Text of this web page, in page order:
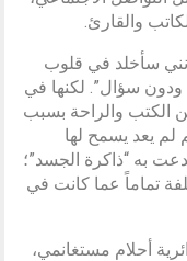
والقارئ.
سأخلد في قلوب
ودون سؤال”. لكنها في
الكتب والراحة بسبب
لم يعد يسمح لها
به “ذاكرة الجسد”؛
تماماً عما كانت في
أحلام مستغانمي،